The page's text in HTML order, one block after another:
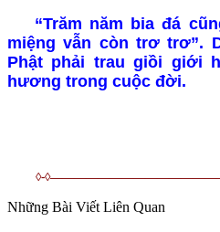
“Trăm năm bia đá
miệng vẫn còn trơ trơ”.
Phật phải trau giồi giới
hương trong cuộc đời.
◊-
Những Bài Viết Liên Quan